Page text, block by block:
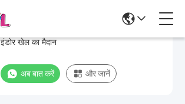
रंगीन विश्व क्राउन मल्टी प्रोजेक्ट बच्चों का सॉफ्ट पैडेड
इंडोर खेल का मैदान
अब बात करें और जानें